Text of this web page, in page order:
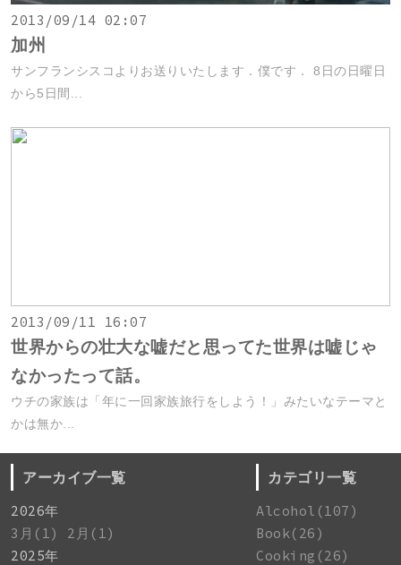
2013/09/14 02:07
加州
サンフランシスコよりお送りいたします．僕です． 8日の日曜日
から5日間...
2013/09/11 16:07
世界からの壮大な嘘だと思ってた世界は嘘じゃ
なかったって話。
ウチの家族は「年に一回家族旅行をしよう！」みたいなテーマと
かは無か...
アーカイブ一覧
2026年
3月(1)
2月(1)
2025年
カテゴリ一覧
Alcohol(107)
Book(26)
Cooking(26)